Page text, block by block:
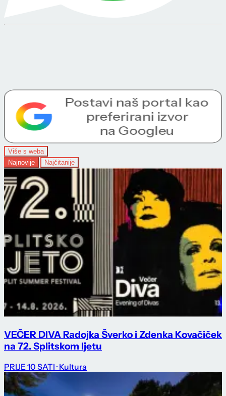
Više s weba
Najnovije
Najčitanije
VEČER DIVA Radojka Šverko i Zdenka Kovačiček
na 72. Splitskom ljetu
PRIJE 10 SATI · Kultura